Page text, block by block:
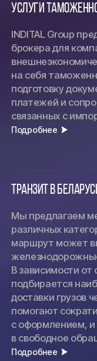
Услуги
INDITAL Group
брокера для
на себя
подготовку
платежей и
связанных с
Подробнее
Транзит в
Мы предлагаем
различных
маршрут может
В зависимости от
подбирается
доставки грузов
помогают
с оформлением, и
в свободное
Подробнее